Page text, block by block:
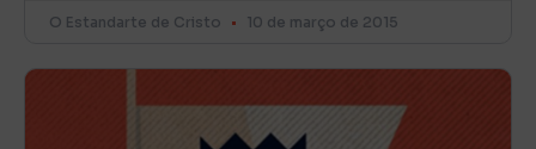
O Estandarte de Cristo 10 de março de 2015